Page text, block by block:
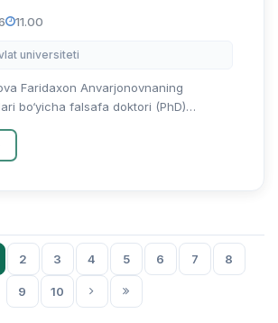
11.00
universiteti
Faridaxon Anvarjonovnaning
bo‘yicha falsafa doktori (PhD)
08.00.15 – “Tadbirkorlik va
2 3 4 5 6 7 8
9 10